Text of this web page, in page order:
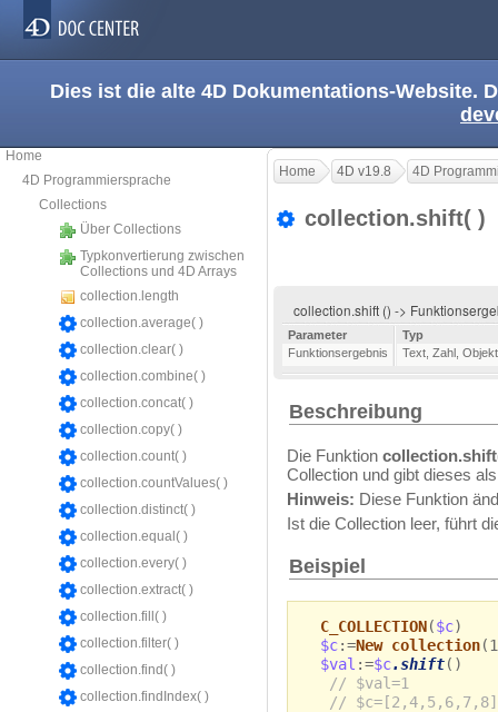
Dies ist die alte 4D Dokumentations-Website.
Home
4D Programmiersprache
Collections
Über Collections
Typkonvertierung zwischen
Collections und 4D Arrays
collection.length
collection.average( )
collection.clear( )
collection.combine( )
collection.concat( )
collection.copy( )
collection.count( )
collection.countValues( )
collection.distinct( )
collection.equal( )
collection.every( )
collection.extract( )
collection.fill( )
collection.filter( )
collection.find( )
collection.findIndex( )
Home 4D v19.8 4D
collection.shift( )
collection.shift () ->
Parameter
Typ
Funktionsergebnis
Text Zahl Objekt
Beschreibung
Die Funktion
Collection und gibt dieses
Hinweis: Diese Funktion
Ist die Collection leer, führt
Beispiel
C_COLLECTION($c)
$c:=New collection
$val :=$c.shift()
// $val=1
// $c=[2,4,5,6,7,8]